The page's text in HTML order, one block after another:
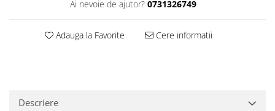
Ai nevoie de ajutor? 0731326749
Adauga la Favorite Cere informatii
Descriere